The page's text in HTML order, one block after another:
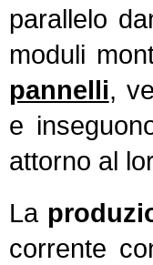
parallelo
moduli
pannelli,
e
attorno al
La
corrente